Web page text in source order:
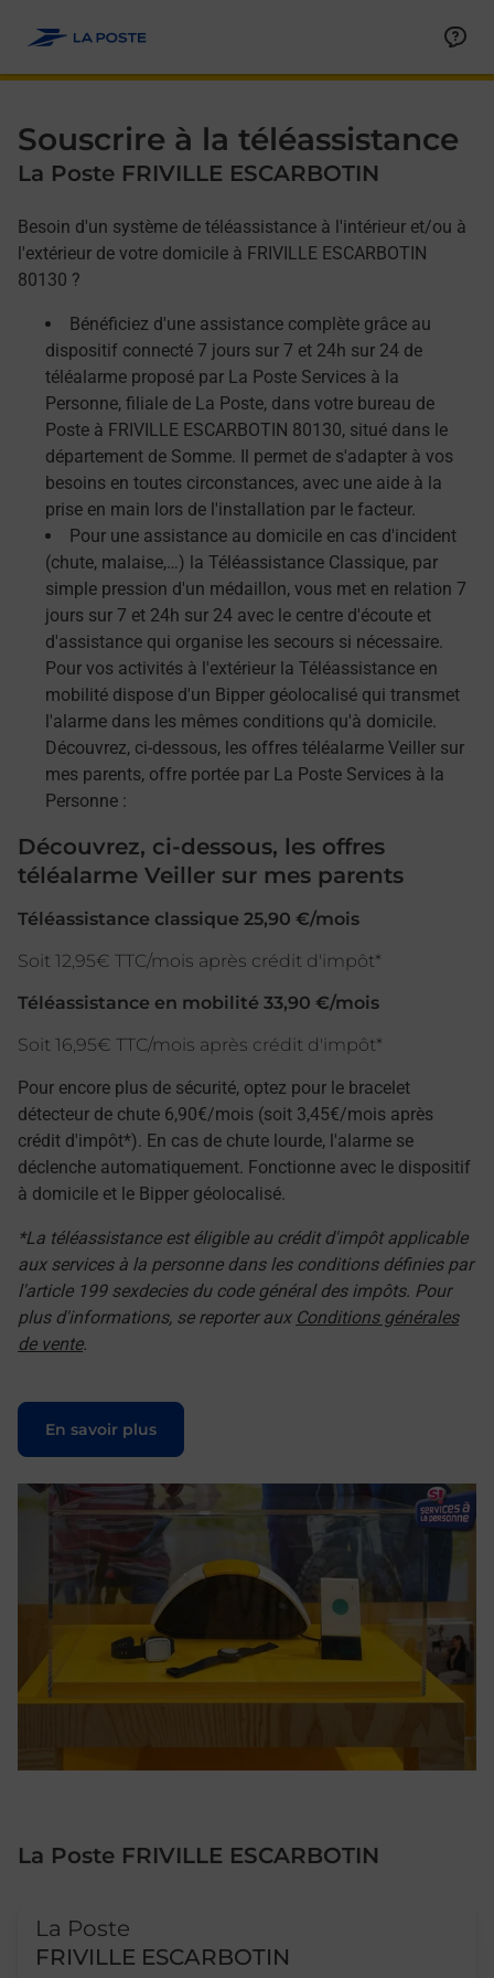
Souscrire à la téléassistance
La Poste FRIVILLE ESCARBOTIN
Besoin d'un système de téléassistance à l'intérieur et/ou à
l'extérieur de votre domicile à FRIVILLE ESCARBOTIN
80130 ?
Bénéficiez d'une assistance complète grâce au
dispositif connecté 7 jours sur 7 et 24h sur 24 de
téléalarme proposé par La Poste Services à la
Personne, filiale de La Poste, dans votre bureau de
Poste à FRIVILLE ESCARBOTIN 80130, situé dans le
département de Somme. Il permet de s'adapter à vos
besoins en toutes circonstances, avec une aide à la
prise en main lors de l'installation par le facteur.
Pour une assistance au domicile en cas d'incident
(chute, malaise,…) la Téléassistance Classique, par
simple pression d'un médaillon, vous met en relation 7
jours sur 7 et 24h sur 24 avec le centre d'écoute et
d'assistance qui organise les secours si nécessaire.
Pour vos activités à l'extérieur la Téléassistance en
mobilité dispose d'un Bipper géolocalisé qui transmet
l'alarme dans les mêmes conditions qu'à domicile.
Découvrez, ci-dessous, les offres téléalarme Veiller sur
mes parents, offre portée par La Poste Services à la
Personne :
Découvrez, ci-dessous, les offres
téléalarme Veiller sur mes parents
Téléassistance classique 25,90 €/mois
Soit 12,95€ TTC/mois après crédit d'impôt*
Téléassistance en mobilité 33,90 €/mois
Soit 16,95€ TTC/mois après crédit d'impôt*
Pour encore plus de sécurité, optez pour le bracelet
détecteur de chute 6,90€/mois (soit 3,45€/mois après
crédit d'impôt*). En cas de chute lourde, l'alarme se
déclenche automatiquement. Fonctionne avec le dispositif
à domicile et le Bipper géolocalisé.
*La téléassistance est éligible au crédit d'impôt applicable
aux services à la personne dans les conditions définies par
l'article 199 sexdecies du code général des impôts. Pour
plus d'informations, se reporter aux Conditions générales
de vente.
En savoir plus
Le lien s'ouvre dans un nouvel onglet
La Poste FRIVILLE ESCARBOTIN
La Poste
FRIVILLE ESCARBOTIN